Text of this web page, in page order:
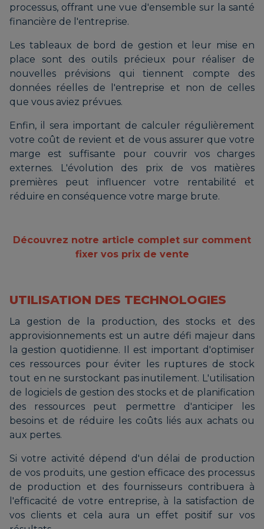
processus, offrant une vue d'ensemble sur la santé
financière de l'entreprise.
Les tableaux de bord de gestion et leur mise en
place sont des outils précieux pour réaliser de
nouvelles prévisions qui tiennent compte des
données réelles de l'entreprise et non de celles
que vous aviez prévues.
Enfin, il sera important de calculer régulièrement
votre coût de revient et de vous assurer que votre
marge est suffisante pour couvrir vos charges
externes. L'évolution des prix de vos matières
premières peut influencer votre rentabilité et
réduire en conséquence votre marge brute.
Découvrez notre article complet sur comment
fixer vos prix de vente
UTILISATION DES TECHNOLOGIES
La gestion de la production, des stocks et des
approvisionnements est un autre défi majeur dans
la gestion quotidienne. Il est important d'optimiser
ces ressources pour éviter les ruptures de stock
tout en ne surstockant pas inutilement. L'utilisation
de logiciels de gestion des stocks et de planification
des ressources peut permettre d'anticiper les
besoins et de réduire les coûts liés aux achats ou
aux pertes.
Si votre activité dépend d'un délai de production
de vos produits, une gestion efficace des processus
de production et des fournisseurs contribuera à
l'efficacité de votre entreprise, à la satisfaction de
vos clients et cela aura un effet positif sur vos